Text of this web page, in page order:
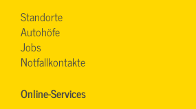
Standorte
Autohöfe
Jobs
Notfallkontakte
Online-Services